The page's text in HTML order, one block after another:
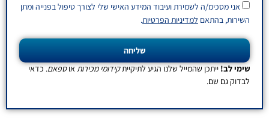
ועיבוד המידע האישי שלי לצורך טיפול בפנייה ומתן
הפרטיות.
שלנו הגיע לתיקייתקידומי מכירותאוספאם. כדאי